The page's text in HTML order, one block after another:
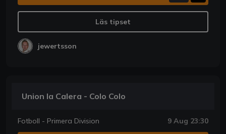
Läs tipset
jewertsson
Union la Calera - Colo Colo
Fotboll - Primera Division 9 Aug 23:30